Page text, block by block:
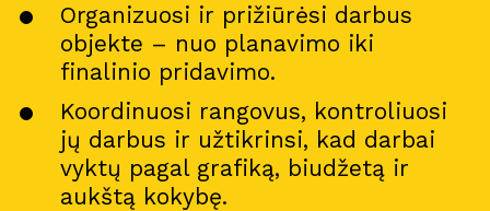
Organizuosi ir prižiūrėsi darbus
objekte – nuo planavimo iki
finalinio pridavimo.
Koordinuosi rangovus, kontroliuosi
jų darbus ir užtikrinsi, kad darbai
vyktų pagal grafiką, biudžetą ir
aukštą kokybę.